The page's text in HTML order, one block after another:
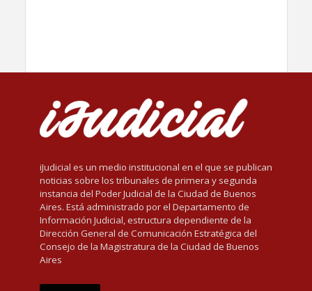
iJudicial es un medio institucional en el que se publican
noticias sobre los tribunales de primera y segunda
instancia del Poder Judicial de la Ciudad de Buenos
Aires. Está administrado por el Departamento de
Información Judicial, estructura dependiente de la
Dirección General de Comunicación Estratégica del
Consejo de la Magistratura de la Ciudad de Buenos
Aires